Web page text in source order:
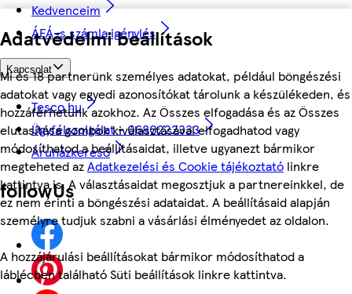
Adatvédelmi beállítások
Mi és 18 partnerünk személyes adatokat, például böngészési
adatokat vagy egyedi azonosítókat tárolunk a készülékeden, és
hozzáférhetünk azokhoz. Az Összes elfogadása és az Összes
elutasítása gombok kiválasztásával elfogadhatod vagy
módosíthatod a beállításaidat, illetve ugyanezt bármikor
megteheted azAdatkezelési és Cookie tájékoztató linkre
kattintva is. A választásaidat megosztjuk a partnereinkkel, de
ez nem érinti a böngészési adataidat. A beállításaid alapján
személyre tudjuk szabni a vásárlási élményedet az oldalon.
A hozzájárulási beállításokat bármikor módosíthatod a
láblécben található Süti beállítások linkre kattintva.
Kedvenceim
ÁFÁ-s számla igénylés
Kapcsolat
Tesco.hu
Ügyfélszolgálat - 0680222333
Áruházkereső
followUs